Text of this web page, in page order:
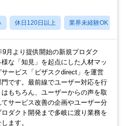
休日120日以上 業界未経験OK
9月より提供開始の新規プロダク
様な「知見」を起点にした人材マッ
サービス「ビザスクdirect」を運営
門です。最前線でユーザー対応を行
はもちろん、ユーザーからの声を取
てサービス改善の企画やユーザー分
ロダクト開発まで多岐に渡り業務を
ます。